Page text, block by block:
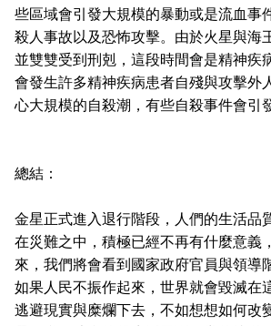
些區域會引發大規模的暴動或是流血事
殺人事故以及恐怖攻擊。由於火星與海
並雙雙受到刑剋，這段時間會是精神疾
會發生許多精神疾病患者自殘與攻擊外
心大規模的自殺潮，有些自殺事件會引
總結：
金星正式進入退行階段，人們的生活品
在災難之中，積極已經不再有什麼意義
來，我們將會看到國家政府官員與領導
如果人民不振作起來，世界就會毀滅在
逃避現實與糜爛下去，不如想想如何改